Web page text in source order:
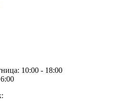
10:00 - 18:00